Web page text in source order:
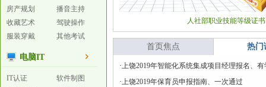
房产规划
播音主持
收藏艺术
驾驶操作
服装穿戴
其他考试
电脑IT
IT认证
软件制图
人社部职业技能等级证书
首页焦点 热门
·上饶2019年智能化系统集成项目经理报名、
·上饶2019年保育员申报指南、一次通过